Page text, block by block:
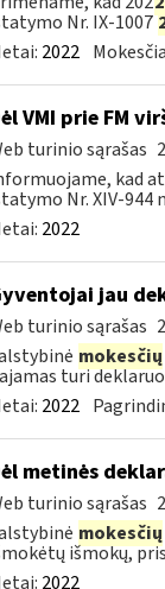
Nr. IX-1007
2022
VMI prie FM
turinio sąrašas
kad
Nr. XIV-944
2022
jau
turinio sąrašas
mokesčių
turi
2022
metinės
turinio sąrašas
mokesčių
išmokų,
2022